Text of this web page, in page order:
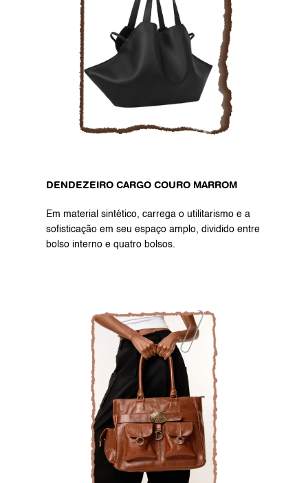
DENDEZEIRO CARGO COURO MARROM
Em material sintético, carrega o utilitarismo e a
sofisticação em seu espaço amplo, dividido entre
bolso interno e quatro bolsos.